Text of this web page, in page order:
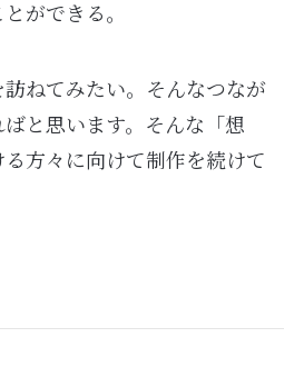
ができる。
ねてみたい。そんなつなが
と思います。そんな「想
方々に向けて制作を続けて